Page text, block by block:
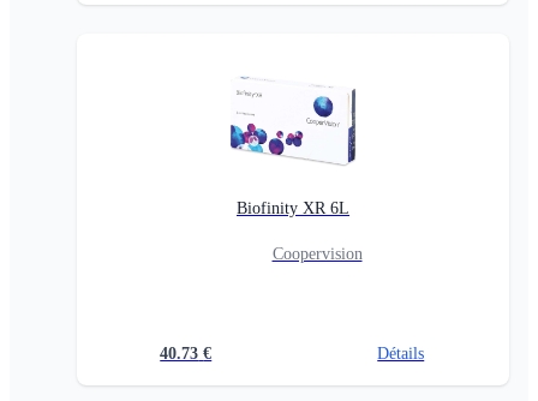
Biofinity XR 6L
Coopervision
40.73 € Détails